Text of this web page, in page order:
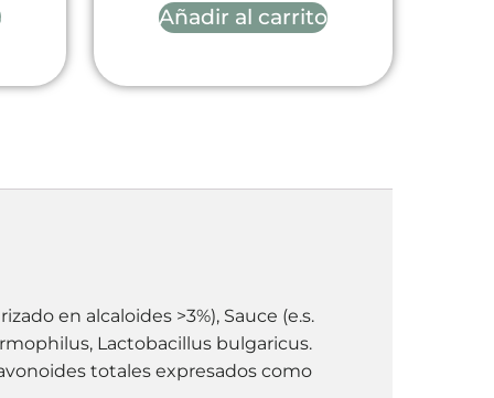
Añadir al carrito
en alcaloides >3%), Sauce (e.s.
Lactobacillus bulgaricus.
totales expresados como